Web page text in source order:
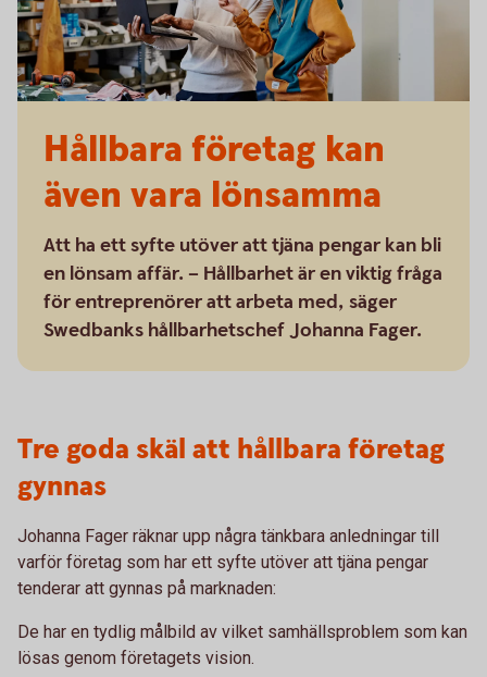
Hållbara företag kan
även vara lönsamma
Att ha ett syfte utöver att tjäna pengar kan bli
en lönsam affär. – Hållbarhet är en viktig fråga
för entreprenörer att arbeta med, säger
Swedbanks hållbarhetschef Johanna Fager.
Tre goda skäl att hållbara företag
gynnas
Johanna Fager räknar upp några tänkbara anledningar till
varför företag som har ett syfte utöver att tjäna pengar
tenderar att gynnas på marknaden:
De har en tydlig målbild av vilket samhällsproblem som kan
lösas genom företagets vision.